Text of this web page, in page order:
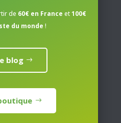
de 60€ en France et100€
du monde !
blog